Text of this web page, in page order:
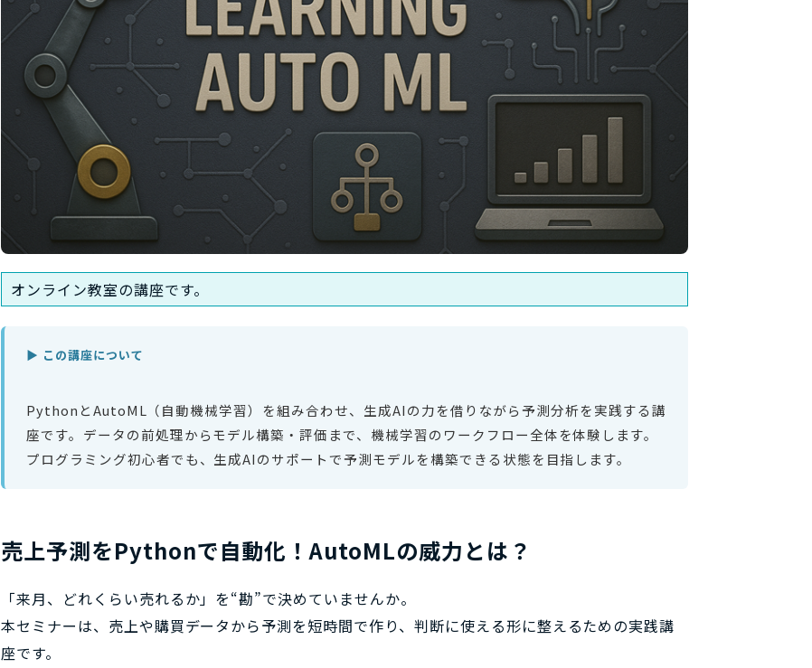
オンライン教室の講座です。
▶ この講座について
PythonとAutoML（自動機械学習）を組み合わせ、生成AIの力を借りながら予測分析を実践する講
座です。データの前処理からモデル構築・評価まで、機械学習のワークフロー全体を体験します。
プログラミング初心者でも、生成AIのサポートで予測モデルを構築できる状態を目指します。
売上予測をPythonで自動化！AutoMLの威力とは？
「来月、どれくらい売れるか」を“勘”で決めていませんか。
本セミナーは、売上や購買データから予測を短時間で作り、判断に使える形に整えるための実践講
座です。